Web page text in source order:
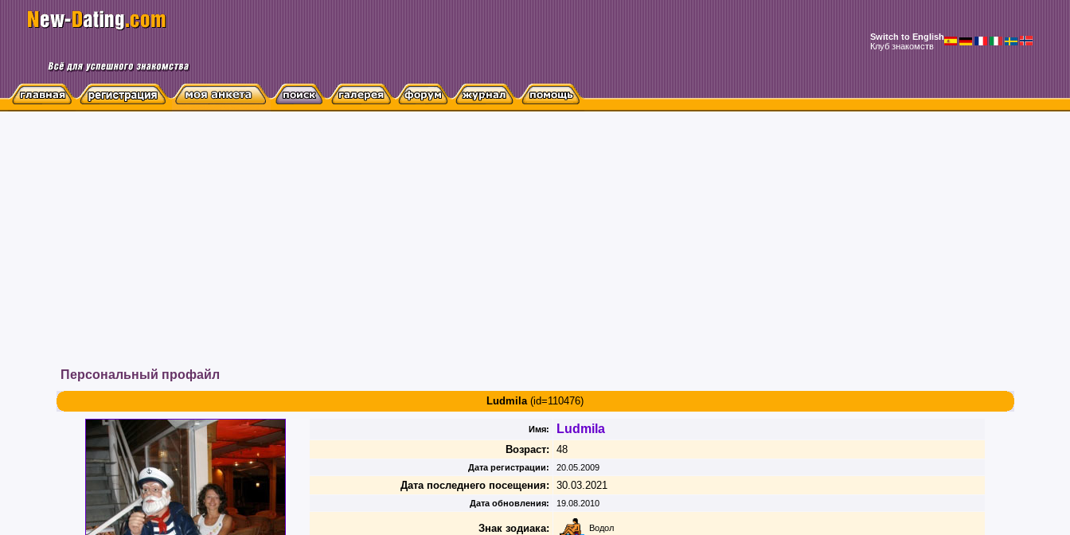
Switch to English
Клуб знакомств
Персональный профайл
Ludmila(id=110476)
Имя: Ludmila
Возраст: 48
Дата регистрации: 20.05.2009
Дата последнего посещения: 30.03.2021
Дата обновления: 19.08.2010
Знак зодиака: Водол